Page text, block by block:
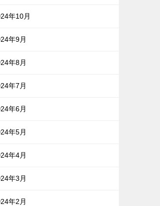
年10月
年9月
年8月
年7月
年6月
年5月
年4月
年3月
年2月